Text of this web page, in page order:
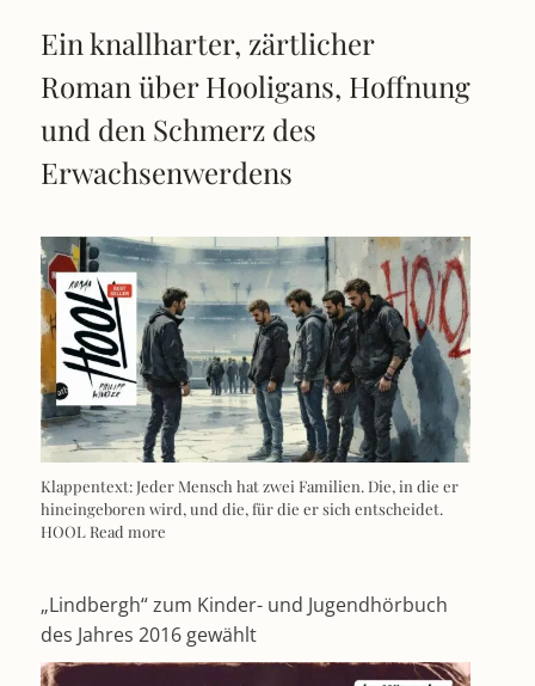
Ein knallharter, zärtlicher
Roman über Hooligans, Hoffnung
und den Schmerz des
Erwachsenwerdens
Klappentext: Jeder Mensch hat zwei Familien. Die, in die er
hineingeboren wird, und die, für die er sich entscheidet.
HOOL Read more
„Lindbergh“ zum Kinder- und Jugendhörbuch
des Jahres 2016 gewählt